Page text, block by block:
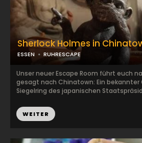
Sherlock Holmes in
ESSEN RUHRESCAPE
Unser neuer Escape Room führt euch
gesagt nach Chinatown: Ein bekannter
Siegelring des japanischen
WEITER